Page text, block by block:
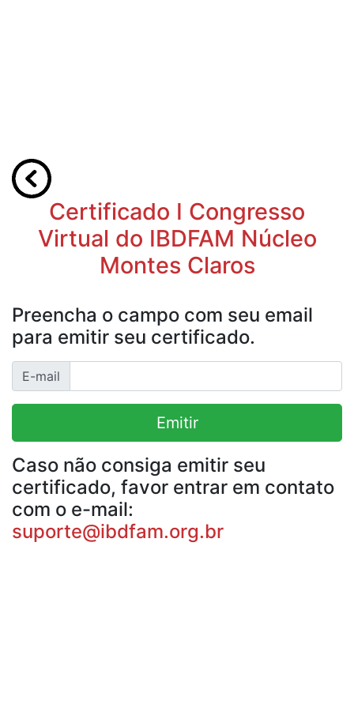
Certificado I Congresso
Virtual do IBDFAM Núcleo
Montes Claros
Preencha o campo com seu email
para emitir seu certificado.
E-mail
Emitir
Caso não consiga emitir seu
certificado, favor entrar em contato
com o e-mail:
suporte@ibdfam.org.br